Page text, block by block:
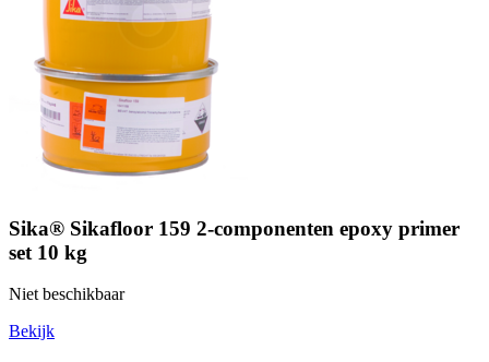
Sika® Sikafloor 159 2-componenten epoxy primer
set 10 kg
Niet beschikbaar
Bekijk